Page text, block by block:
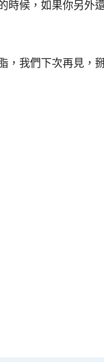
時候，如果你另
，我們下次再見，